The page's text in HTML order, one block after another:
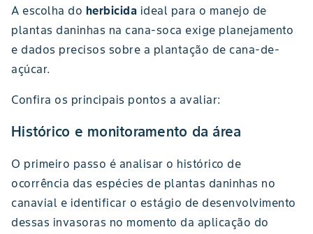
A escolha do herbicida ideal para o manejo de
plantas daninhas na cana-soca exige planejamento
e dados precisos sobre a plantação de cana-de-
açúcar.
Confira os principais pontos a avaliar:
Histórico e monitoramento da área
O primeiro passo é analisar o histórico de
ocorrência das espécies de plantas daninhas no
canavial e identificar o estágio de desenvolvimento
dessas invasoras no momento da aplicação do